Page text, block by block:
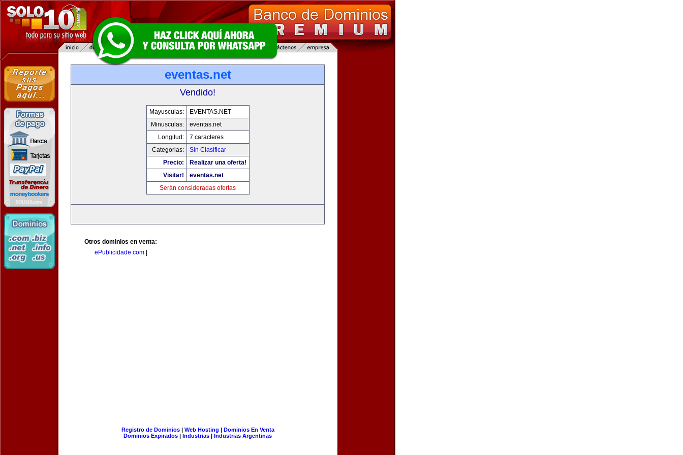
eventas.net
Vendido!
Mayusculas:
EVENTAS.NET
Minusculas:
eventas.net
Longitud:
7 caracteres
Categorias:
Sin Clasificar
Precio:
Realizar una oferta!
Visitar!
eventas.net
Serán consideradas ofertas
Otros dominios en venta:
ePublicidade.com|
Registro de Dominios| Web Hosting | Dominios En Venta
Dominios Expirados | Industrias | Industrias Argentinas